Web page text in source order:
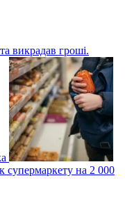
викрадав гроші.
супермаркету на 2 000